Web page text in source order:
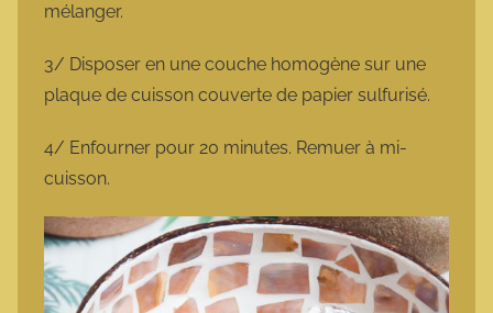
mélanger.
3/ Disposer en une couche homogène sur une
plaque de cuisson couverte de papier sulfurisé.
4/ Enfourner pour 20 minutes. Remuer à mi-
cuisson.